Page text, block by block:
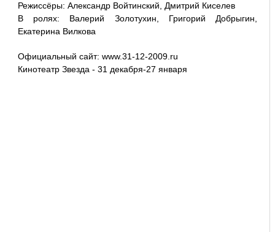
Режиссёры: Александр Войтинский, Дмитрий Киселев
В ролях: Валерий Золотухин, Григорий Добрыгин,
Екатерина Вилкова
Официальный сайт: www.31-12-2009.ru
Кинотеатр Звезда - 31 декабря-27 января